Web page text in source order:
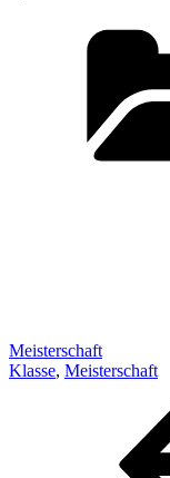
Meisterschaft
Klasse, Meisterschaft